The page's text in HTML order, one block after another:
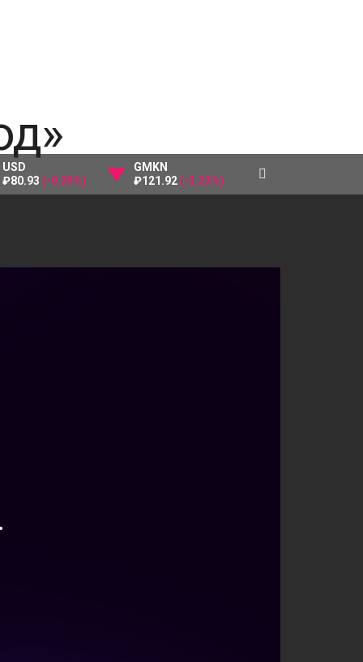
USD
₽80.93 (-0.25%)
GMKN
₽121.92 (-3.22%)